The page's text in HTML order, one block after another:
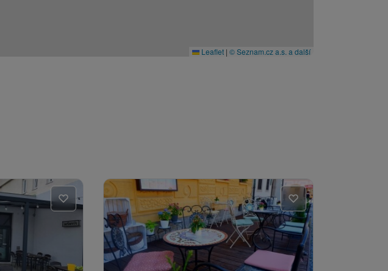
Leaflet | © Seznam.cz a.s. a další